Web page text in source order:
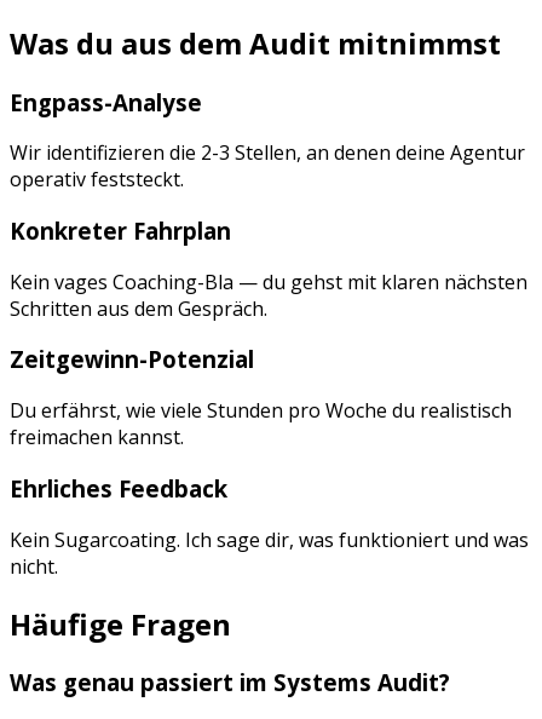
Was du aus dem Audit mitnimmst
Engpass-Analyse
Wir identifizieren die 2-3 Stellen, an denen deine Agentur
operativ feststeckt.
Konkreter Fahrplan
Kein vages Coaching-Bla — du gehst mit klaren nächsten
Schritten aus dem Gespräch.
Zeitgewinn-Potenzial
Du erfährst, wie viele Stunden pro Woche du realistisch
freimachen kannst.
Ehrliches Feedback
Kein Sugarcoating. Ich sage dir, was funktioniert und was
nicht.
Häufige Fragen
Was genau passiert im Systems Audit?